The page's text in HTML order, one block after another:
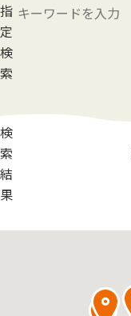
指
定
検
索
検
索
結
果